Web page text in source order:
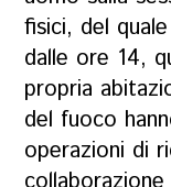
fisici, del
dalle ore 14,
propria
del fuoco
operazioni di